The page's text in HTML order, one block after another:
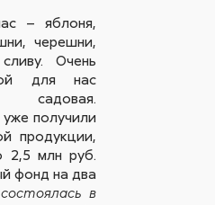
– яблоня,
черешни,
Очень
для нас
садовая.
получили
продукции,
2,5 млн руб.
фонд на два
в